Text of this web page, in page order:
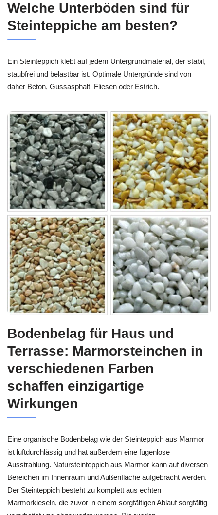
Welche Unterböden sind für
Steinteppiche am besten?
Ein Steinteppich klebt auf jedem Untergrundmaterial, der stabil,
staubfrei und belastbar ist. Optimale Untergründe sind von
daher Beton, Gussasphalt, Fliesen oder Estrich.
Bodenbelag für Haus und
Terrasse: Marmorsteinchen in
verschiedenen Farben
schaffen einzigartige
Wirkungen
Eine organische Bodenbelag wie der Steinteppich aus Marmor
ist luftdurchlässig und hat außerdem eine fugenlose
Ausstrahlung. Natursteinteppich aus Marmor kann auf diversen
Bereichen im Innenraum und Außenfläche aufgebracht werden.
Der Steinteppich besteht zu komplett aus echten
Marmorkieseln, die zuvor in einem sorgfältigen Ablauf sorgfältig